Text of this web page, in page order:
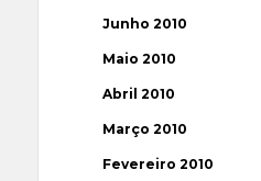
Junho 2010
Maio 2010
Abril 2010
Março 2010
Fevereiro 2010